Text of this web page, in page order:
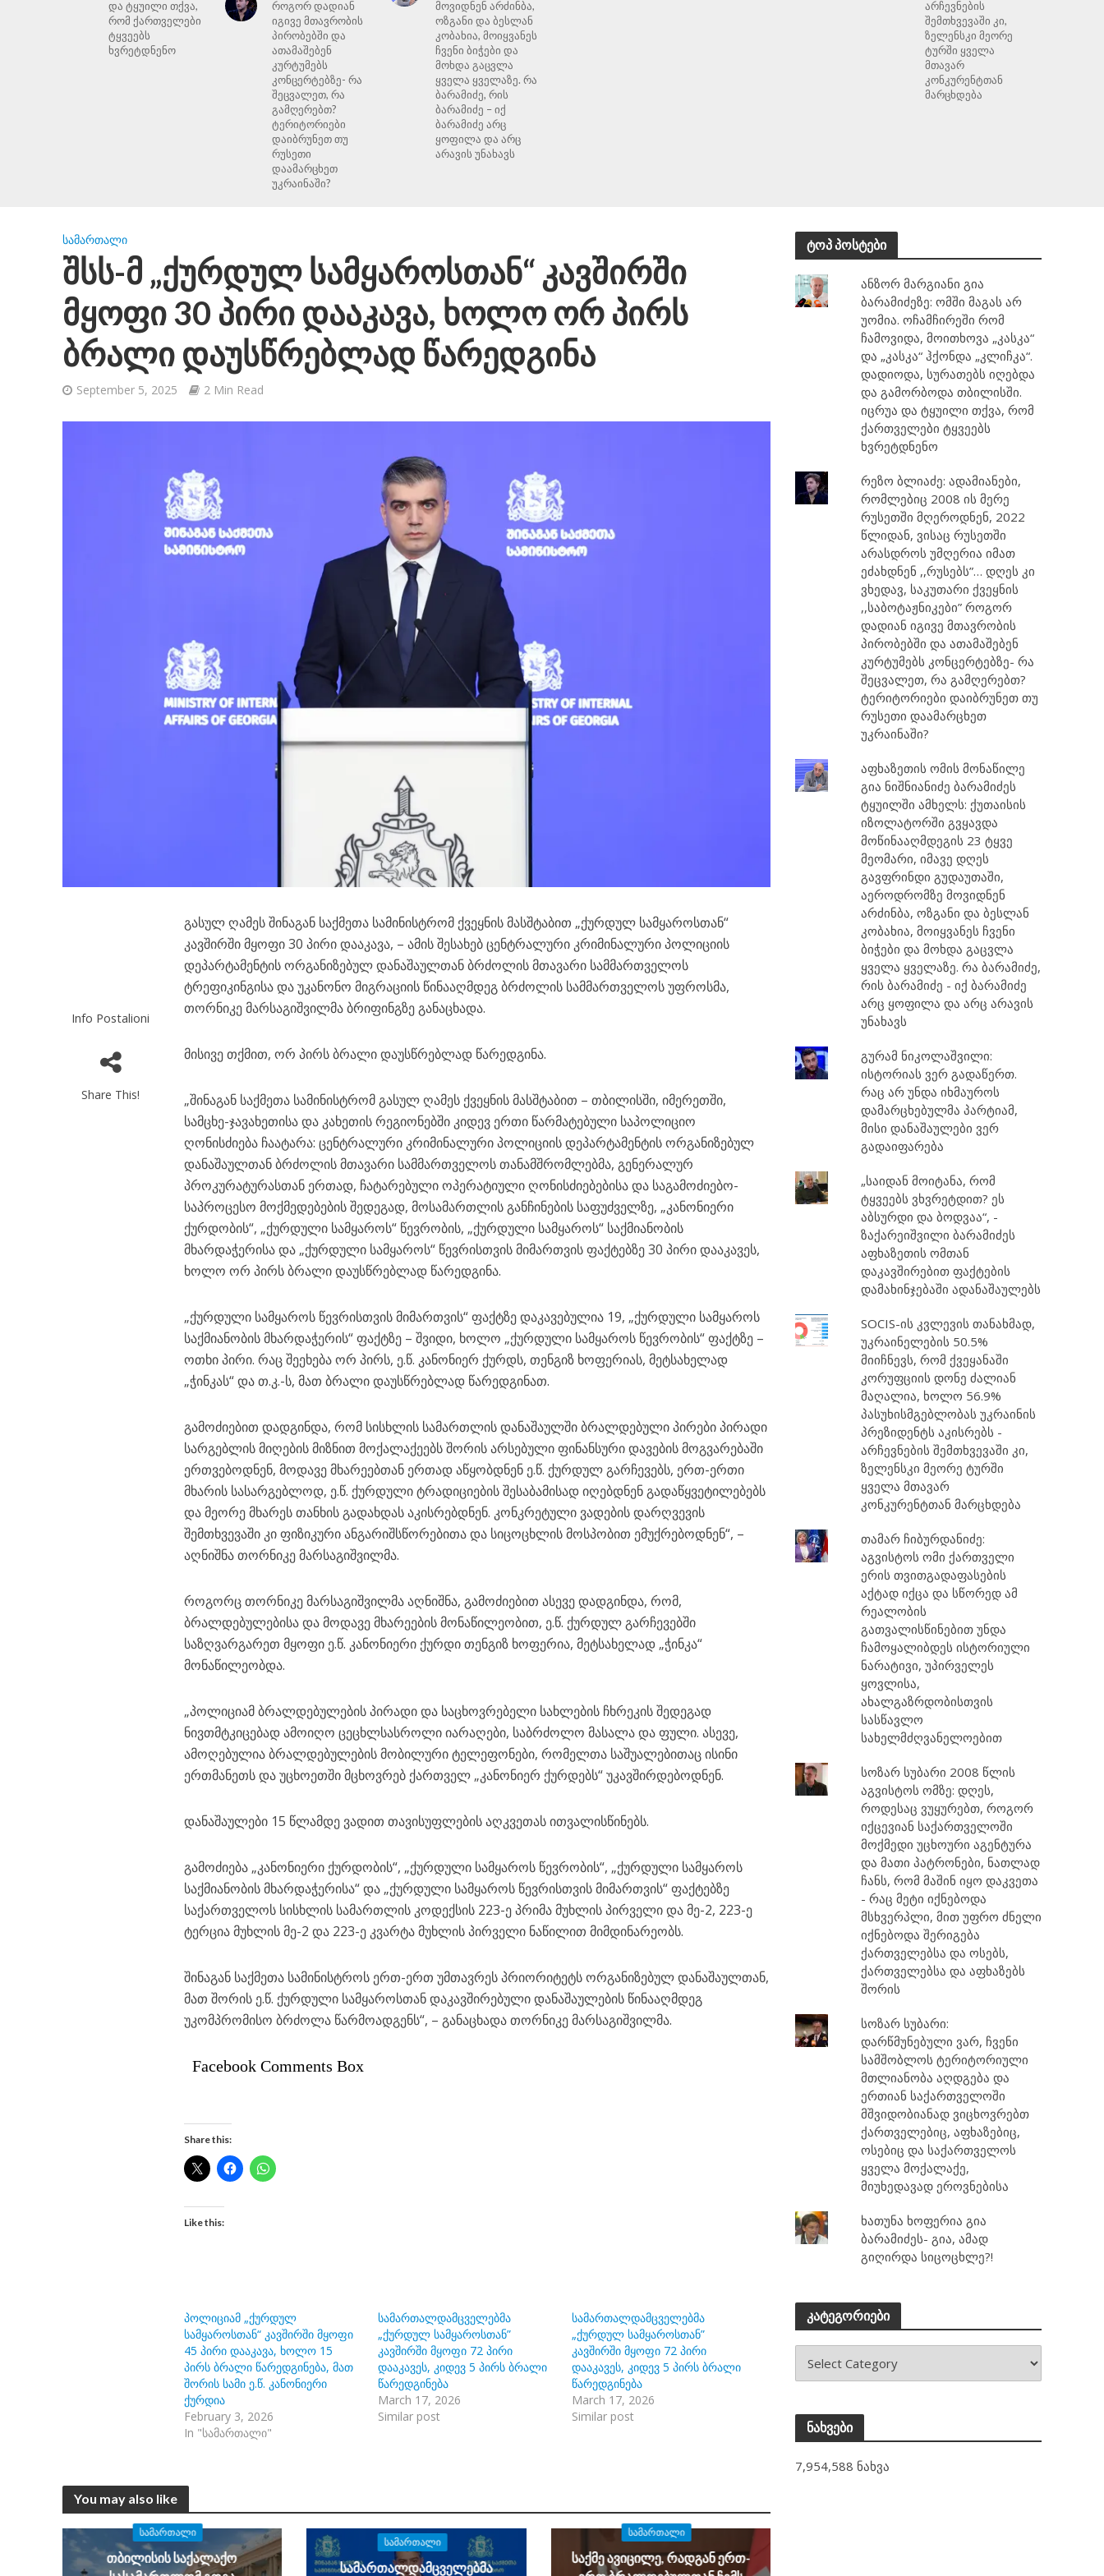
და ტყუილი თქვა,
რომ ქართველები
ტყვეებს
ხვრეტდნენო
როგორ დადიან
იგივე მთავრობის
პირობებში და
ათამაშებენ
კურტუმებს
კონცერტებზე- რა
შეცვალეთ, რა
გამღერებთ?
ტერიტორიები
დაიბრუნეთ თუ
რუსეთი
დაამარცხეთ
უკრაინაში?
მოვიდნენ არძინბა,
ოზგანი და ბესლან
კობახია, მოიყვანეს
ჩვენი ბიჭები და
მოხდა გაცვლა
ყველა ყველაზე. რა
ბარამიძე, რის
ბარამიძე – იქ
ბარამიძე არც
ყოფილა და არც
არავის უნახავს
არჩევნების
შემთხვევაში კი,
ზელენსკი მეორე
ტურში ყველა
მთავარ
კონკურენტთან
მარცხდება
ᲡᲐᲛᲐᲠᲗᲐᲚᲘ
შსს-მ „ქურდულ სამყაროსთან“ კავშირში
მყოფი 30 პირი დააკავა, ხოლო ორ პირს
ბრალი დაუსწრებლად წარედგინა
September 5, 2025 2 Min Read
Info Postalioni
Share This!
გასულ ღამეს შინაგან საქმეთა სამინისტრომ ქვეყნის მასშტაბით „ქურდულ სამყაროსთან“
კავშირში მყოფი 30 პირი დააკავა, – ამის შესახებ ცენტრალური კრიმინალური პოლიციის
დეპარტამენტის ორგანიზებულ დანაშაულთან ბრძოლის მთავარი სამმართველოს
ტრეფიკინგისა და უკანონო მიგრაციის წინააღმდეგ ბრძოლის სამმართველოს უფროსმა,
თორნიკე მარსაგიშვილმა ბრიფინგზე განაცხადა.
მისივე თქმით, ორ პირს ბრალი დაუსწრებლად წარედგინა.
„შინაგან საქმეთა სამინისტრომ გასულ ღამეს ქვეყნის მასშტაბით – თბილისში, იმერეთში,
სამცხე-ჯავახეთისა და კახეთის რეგიონებში კიდევ ერთი წარმატებული საპოლიციო
ღონისძიება ჩაატარა: ცენტრალური კრიმინალური პოლიციის დეპარტამენტის ორგანიზებულ
დანაშაულთან ბრძოლის მთავარი სამმართველოს თანამშრომლებმა, გენერალურ
პროკურატურასთან ერთად, ჩატარებული ოპერატიული ღონისძიებებისა და საგამოძიებო-
საპროცესო მოქმედებების შედეგად, მოსამართლის განჩინების საფუძველზე, „კანონიერი
ქურდობის“, „ქურდული სამყაროს“ წევრობის, „ქურდული სამყაროს“ საქმიანობის
მხარდაჭერისა და „ქურდული სამყაროს“ წევრისთვის მიმართვის ფაქტებზე 30 პირი დააკავეს,
ხოლო ორ პირს ბრალი დაუსწრებლად წარედგინა.
„ქურდული სამყაროს წევრისთვის მიმართვის“ ფაქტზე დაკავებულია 19, „ქურდული სამყაროს
საქმიანობის მხარდაჭერის“ ფაქტზე – შვიდი, ხოლო „ქურდული სამყაროს წევრობის“ ფაქტზე –
ოთხი პირი. რაც შეეხება ორ პირს, ე.წ. კანონიერ ქურდს, თენგიზ ხოფერიას, მეტსახელად
„ჭინკას“ და თ.კ.-ს, მათ ბრალი დაუსწრებლად წარედგინათ.
გამოძიებით დადგინდა, რომ სისხლის სამართლის დანაშაულში ბრალდებული პირები პირადი
სარგებლის მიღების მიზნით მოქალაქეებს შორის არსებული ფინანსური დავების მოგვარებაში
ერთვებოდნენ, მოდავე მხარეებთან ერთად აწყობდნენ ე.წ. ქურდულ გარჩევებს, ერთ-ერთი
მხარის სასარგებლოდ, ე.წ. ქურდული ტრადიციების შესაბამისად იღებდნენ გადაწყვეტილებებს
და მეორე მხარეს თანხის გადახდას აკისრებდნენ. კონკრეტული ვადების დარღვევის
შემთხვევაში კი ფიზიკური ანგარიშსწორებითა და სიცოცხლის მოსპობით ემუქრებოდნენ“, –
აღნიშნა თორნიკე მარსაგიშვილმა.
როგორც თორნიკე მარსაგიშვილმა აღნიშნა, გამოძიებით ასევე დადგინდა, რომ,
ბრალდებულებისა და მოდავე მხარეების მონაწილეობით, ე.წ. ქურდულ გარჩევებში
საზღვარგარეთ მყოფი ე.წ. კანონიერი ქურდი თენგიზ ხოფერია, მეტსახელად „ჭინკა“
მონაწილეობდა.
„პოლიციამ ბრალდებულების პირადი და საცხოვრებელი სახლების ჩხრეკის შედეგად
ნივთმტკიცებად ამოიღო ცეცხლსასროლი იარაღები, საბრძოლო მასალა და ფული. ასევე,
ამოღებულია ბრალდებულების მობილური ტელეფონები, რომელთა საშუალებითაც ისინი
ერთმანეთს და უცხოეთში მცხოვრებ ქართველ „კანონიერ ქურდებს“ უკავშირდებოდნენ.
დანაშაულები 15 წლამდე ვადით თავისუფლების აღკვეთას ითვალისწინებს.
გამოძიება „კანონიერი ქურდობის“, „ქურდული სამყაროს წევრობის“, „ქურდული სამყაროს
საქმიანობის მხარდაჭერისა“ და „ქურდული სამყაროს წევრისთვის მიმართვის“ ფაქტებზე
საქართველოს სისხლის სამართლის კოდექსის 223-ე პრიმა მუხლის პირველი და მე-2, 223-ე
ტერცია მუხლის მე-2 და 223-ე კვარტა მუხლის პირველი ნაწილით მიმდინარეობს.
შინაგან საქმეთა სამინისტროს ერთ-ერთ უმთავრეს პრიორიტეტს ორგანიზებულ დანაშაულთან,
მათ შორის ე.წ. ქურდული სამყაროსთან დაკავშირებული დანაშაულების წინააღმდეგ
უკომპრომისო ბრძოლა წარმოადგენს“, – განაცხადა თორნიკე მარსაგიშვილმა.
Facebook Comments Box
Share this:
Like this:
პოლიციამ „ქურდულ
სამყაროსთან“ კავშირში მყოფი
45 პირი დააკავა, ხოლო 15
პირს ბრალი წარედგინება, მათ
შორის სამი ე.წ. კანონიერი
ქურდია
February 3, 2026
In "სამართალი"
სამართალდამცველებმა
„ქურდულ სამყაროსთან”
კავშირში მყოფი 72 პირი
დააკავეს, კიდევ 5 პირს ბრალი
წარედგინება
March 17, 2026
Similar post
სამართალდამცველებმა
„ქურდულ სამყაროსთან”
კავშირში მყოფი 72 პირი
დააკავეს, კიდევ 5 პირს ბრალი
წარედგინება
March 17, 2026
Similar post
You may also like
ᲡᲐᲛᲐᲠᲗᲐᲚᲘ
თბილისის საქალაქო
ᲡᲐᲛᲐᲠᲗᲐᲚᲘ
სამართალდამცველებმა
ᲡᲐᲛᲐᲠᲗᲐᲚᲘ
საქმე ავიცილე, რადგან ერთ-
ტოპ პოსტები
ანზორ მარგიანი გია
ბარამიძეზე: ომში მაგას არ
უომია. ოჩამჩირეში რომ
ჩამოვიდა, მოითხოვა „კასკა“
და „კასკა“ ჰქონდა „კლიჩკა“.
დადიოდა, სურათებს იღებდა
და გამორბოდა თბილისში.
იცრუა და ტყუილი თქვა, რომ
ქართველები ტყვეებს
ხვრეტდნენო
რეზო ბლიაძე: ადამიანები,
რომლებიც 2008 ის მერე
რუსეთში მღეროდნენ, 2022
წლიდან, ვისაც რუსეთში
არასდროს უმღერია იმათ
ეძახდნენ ,,რუსებს”… დღეს კი
ვხედავ, საკუთარი ქვეყნის
,,საბოტაჟნიკები” როგორ
დადიან იგივე მთავრობის
პირობებში და ათამაშებენ
კურტუმებს კონცერტებზე- რა
შეცვალეთ, რა გამღერებთ?
ტერიტორიები დაიბრუნეთ თუ
რუსეთი დაამარცხეთ
უკრაინაში?
აფხაზეთის ომის მონაწილე
გია ნიშნიანიძე ბარამიძეს
ტყუილში ამხელს: ქუთაისის
იზოლატორში გვყავდა
მოწინააღმდეგის 23 ტყვე
მეომარი, იმავე დღეს
გავფრინდი გუდაუთაში,
აეროდრომზე მოვიდნენ
არძინბა, ოზგანი და ბესლან
კობახია, მოიყვანეს ჩვენი
ბიჭები და მოხდა გაცვლა
ყველა ყველაზე. რა ბარამიძე,
რის ბარამიძე - იქ ბარამიძე
არც ყოფილა და არც არავის
უნახავს
გურამ ნიკოლაშვილი:
ისტორიას ვერ გადაწერთ.
რაც არ უნდა იხმაუროს
დამარცხებულმა პარტიამ,
მისი დანაშაულები ვერ
გადაიფარება
„საიდან მოიტანა, რომ
ტყვეებს ვხვრეტდით? ეს
აბსურდი და ბოდვაა“, -
ზაქარეიშვილი ბარამიძეს
აფხაზეთის ომთან
დაკავშირებით ფაქტების
დამახინჯებაში ადანაშაულებს
SOCIS-ის კვლევის თანახმად,
უკრაინელების 50.5%
მიიჩნევს, რომ ქვეყანაში
კორუფციის დონე ძალიან
მაღალია, ხოლო 56.9%
პასუხისმგებლობას უკრაინის
პრეზიდენტს აკისრებს -
არჩევნების შემთხვევაში კი,
ზელენსკი მეორე ტურში
ყველა მთავარ
კონკურენტთან მარცხდება
თამარ ჩიბურდანიძე:
აგვისტოს ომი ქართველი
ერის თვითგადაფასების
აქტად იქცა და სწორედ ამ
რეალობის
გათვალისწინებით უნდა
ჩამოყალიბდეს ისტორიული
ნარატივი, უპირველეს
ყოვლისა,
ახალგაზრდობისთვის
სასწავლო
სახელმძღვანელოებით
სოზარ სუბარი 2008 წლის
აგვისტოს ომზე: დღეს,
როდესაც ვუყურებთ, როგორ
იქცევიან საქართველოში
მოქმედი უცხოური აგენტურა
და მათი პატრონები, ნათლად
ჩანს, რომ მაშინ იყო დაკვეთა
- რაც მეტი იქნებოდა
მსხვერპლი, მით უფრო ძნელი
იქნებოდა შერიგება
ქართველებსა და ოსებს,
ქართველებსა და აფხაზებს
შორის
სოზარ სუბარი:
დარწმუნებული ვარ, ჩვენი
სამშობლოს ტერიტორიული
მთლიანობა აღდგება და
ერთიან საქართველოში
მშვიდობიანად ვიცხოვრებთ
ქართველებიც, აფხაზებიც,
ოსებიც და საქართველოს
ყველა მოქალაქე,
მიუხედავად ეროვნებისა
ხათუნა ხოფერია გია
ბარამიძეს- გია, ამად
გიღირდა სიცოცხლე?!
კატეგორიები
ნახვები
7,954,588 ნახვა